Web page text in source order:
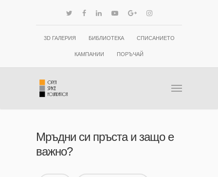
3D ГАЛЕРИЯ БИБЛИОТЕКА СПИСАНИЕТО
КАМПАНИИ ПОРЪЧАЙ
Мръдни си пръста и защо е
важно?